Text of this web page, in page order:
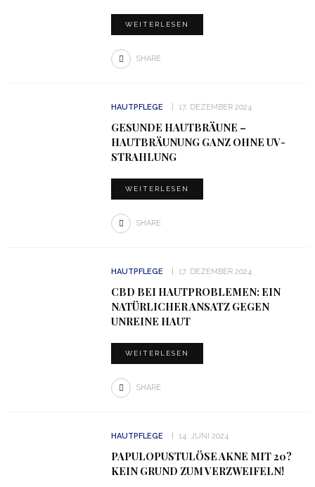
WEITERLESEN
SHARE
HAUTPFLEGE 17. DEZEMBER 2024
GESUNDE HAUTBRÄUNE –
HAUTBRÄUNUNG GANZ OHNE UV-
STRAHLUNG
WEITERLESEN
SHARE
HAUTPFLEGE 17. DEZEMBER 2024
CBD BEI HAUTPROBLEMEN: EIN
NATÜRLICHER ANSATZ GEGEN
UNREINE HAUT
WEITERLESEN
SHARE
HAUTPFLEGE 14. JUNI 2024
PAPULOPUSTULÖSE AKNE MIT 20?
KEIN GRUND ZUM VERZWEIFELN!